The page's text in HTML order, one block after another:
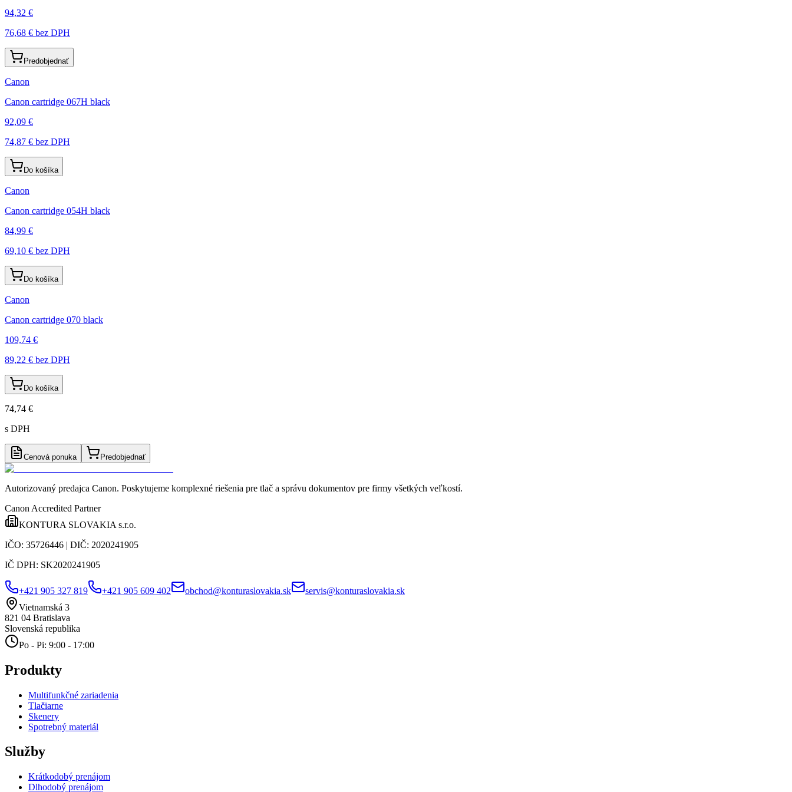
94,32 €
76,68 € bez DPH
Predobjednať
Canon
Canon cartridge 067H black
92,09 €
74,87 € bez DPH
Do košíka
Canon
Canon cartridge 054H black
84,99 €
69,10 € bez DPH
Do košíka
Canon
Canon cartridge 070 black
109,74 €
89,22 € bez DPH
Do košíka
74,74 €
s DPH
Cenová ponuka Predobjednať
Autorizovaný predajca Canon. Poskytujeme komplexné riešenia pre tlač a správu dokumentov pre firmy všetkých veľkostí.
Canon Accredited Partner
KONTURA SLOVAKIA s.r.o.
IČO: 35726446 | DIČ: 2020241905
IČ DPH: SK2020241905
+421 905 327 819 +421 905 609 402 obchod@konturaslovakia.sk
servis@konturaslovakia.sk
Vietnamská 3
821 04 Bratislava
Slovenská republika
Po - Pi: 9:00 - 17:00
Produkty
Multifunkčné zariadenia
Tlačiarne
Skenery
Spotrebný materiál
Služby
Krátkodobý prenájom
Dlhodobý prenájom